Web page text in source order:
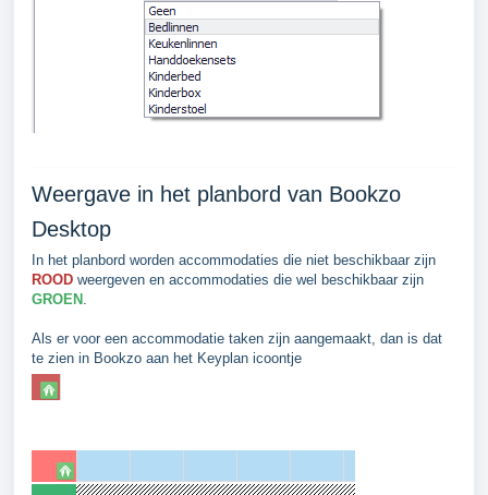
Weergave in het planbord van Bookzo
Desktop
In het planbord worden accommodaties die niet beschikbaar zijn
ROOD weergeven en accommodaties die wel beschikbaar zijn
GROEN .
Als er voor een accommodatie taken zijn aangemaakt, dan is dat
te zien in Bookzo aan het Keyplan icoontje